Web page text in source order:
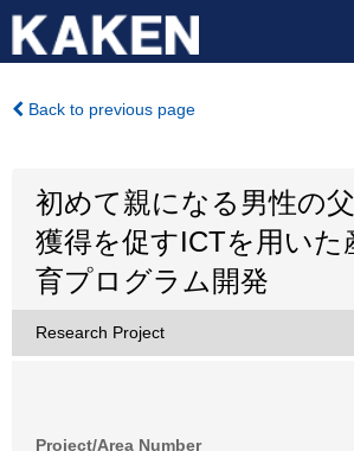
Back to previous page
初めて親になる男性の
獲得を促すICTを用いた
育プログラム開発
Research Project
Project/Area Number